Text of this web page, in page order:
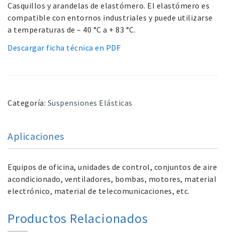
Casquillos y arandelas de elastómero. El elastómero es
compatible con entornos industriales y puede utilizarse
a temperaturas de – 40 °C a + 83 °C.
Descargar ficha técnica en PDF
Categoría: Suspensiones Elásticas
Aplicaciones
Equipos de oficina, unidades de control, conjuntos de aire
acondicionado, ventiladores, bombas, motores, material
electrónico, material de telecomunicaciones, etc.
Productos Relacionados